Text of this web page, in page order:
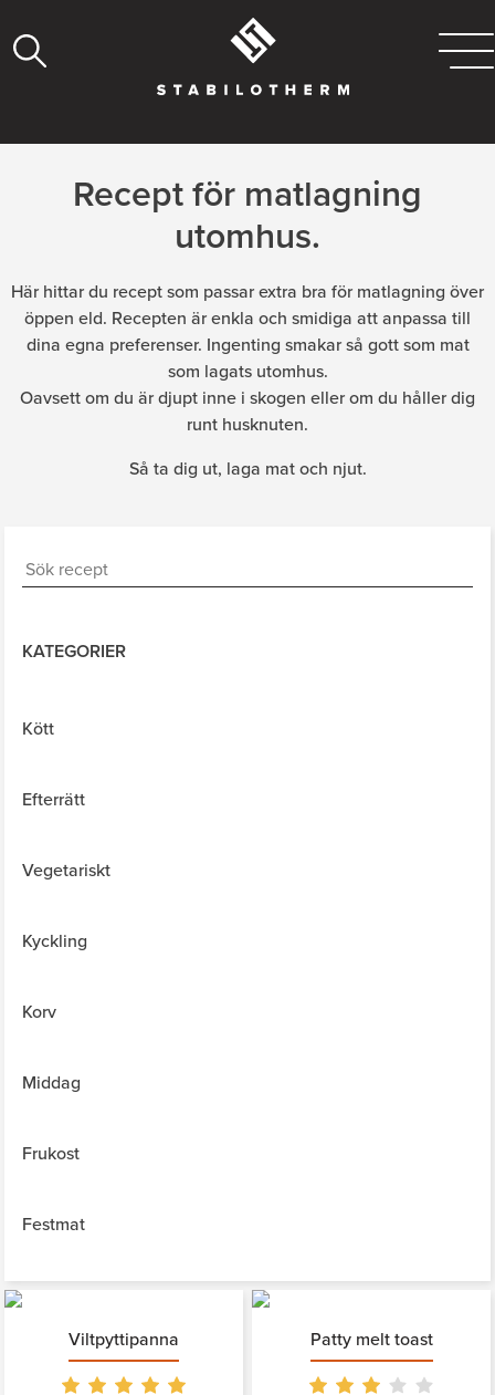
Recept för matlagning
utomhus.
Här hittar du recept som passar extra bra för matlagning över
öppen eld. Recepten är enkla och smidiga att anpassa till
dina egna preferenser. Ingenting smakar så gott som mat
som lagats utomhus.
Oavsett om du är djupt inne i skogen eller om du håller dig
runt husknuten.
Så ta dig ut, laga mat och njut.
KATEGORIER
Kött
Efterrätt
Vegetariskt
Kyckling
Korv
Middag
Frukost
Festmat
Viltpyttipanna Patty melt toast